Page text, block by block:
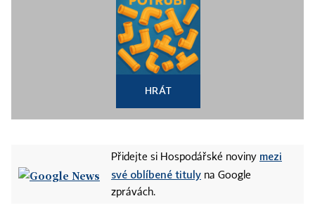
HRÁT
Přidejte si Hospodářské noviny mezi
své oblíbené tituly na Google
zprávách.